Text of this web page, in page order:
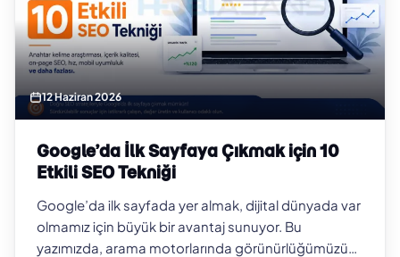
12 Haziran 2026
Google’da İlk Sayfaya Çıkmak için 10
Etkili SEO Tekniği
Google’da ilk sayfada yer almak, dijital dünyada var
olmamız için büyük bir avantaj sunuyor. Bu
yazımızda, arama motorlarında görünürlüğümüzü